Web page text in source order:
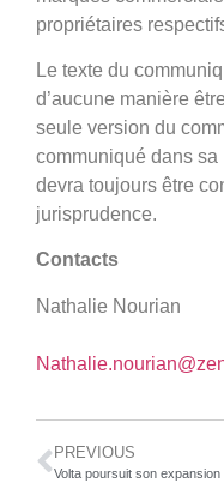
propriétaires
Le texte du
d’aucune manière
seule version du
communiqué dans sa
devra toujours être
jurisprudence.
Contacts
Nathalie Nourian
PREVIOUS